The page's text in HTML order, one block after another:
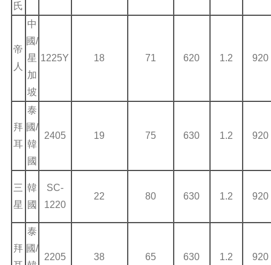
氏
帝
人
中
國/
星
加
坡
1225Y 18 71 620 1.2 920
拜
耳
泰
國/
韓
國
2405 19 75 630 1.2 920
三
星
韓
國
SC-
1220
22 80 630 1.2 920
拜
泰
國/
2205 38 65 630 1.2 920